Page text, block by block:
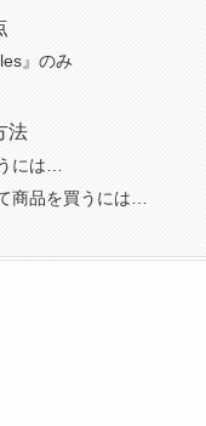
』のみ
法
には…
商品を買うには…